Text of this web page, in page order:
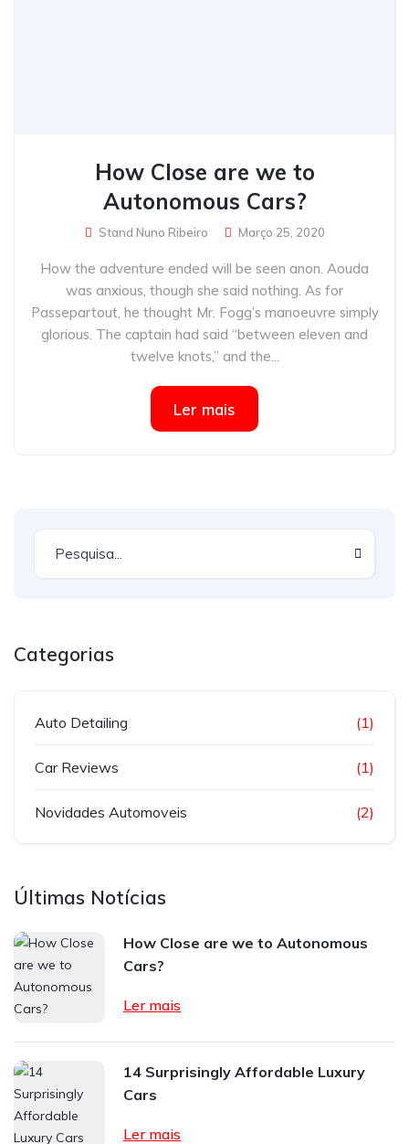
How Close are we to
Autonomous Cars?
Stand Nuno Ribeiro Março 25, 2020
How the adventure ended will be seen anon. Aouda
was anxious, though she said nothing. As for
Passepartout, he thought Mr. Fogg’s manoeuvre simply
glorious. The captain had said “between eleven and
twelve knots,” and the...
Ler mais
Categorias
Auto Detailing (1)
Car Reviews (1)
Novidades Automoveis (2)
Últimas Notícias
How Close are we to Autonomous
Cars?
Ler mais
14 Surprisingly Affordable Luxury
Cars
Ler mais